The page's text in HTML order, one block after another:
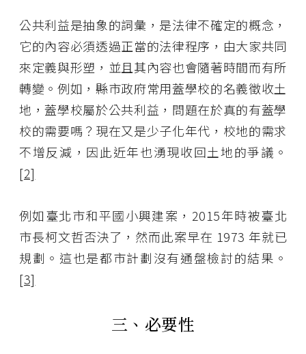
公共利益是抽象的詞彙，是法律不確定的概念，
它的內容必須透過正當的法律程序，由大家共同
來定義與形塑，並且其內容也會隨著時間而有所
轉變。例如，縣市政府常用蓋學校的名義徵收土
地，蓋學校屬於公共利益，問題在於真的有蓋學
校的需要嗎？現在又是少子化年代，校地的需求
不增反減，因此近年也湧現收回土地的爭議。
[2]
例如臺北市和平國小興建案，2015年時被臺北
市長柯文哲否決了，然而此案早在 1973 年就已
規劃。這也是都市計劃沒有通盤檢討的結果。
[3]
三、必要性